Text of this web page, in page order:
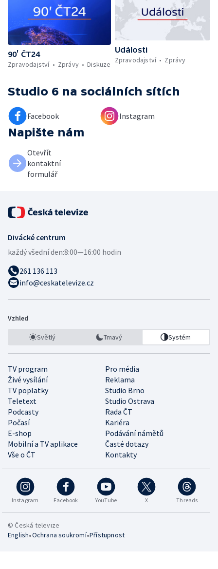
90’ ČT24
Zpravodajství
Zprávy Diskuze
Události
Zpravodajství
Zprávy
Studio 6 na sociálních sítích
Facebook Instagram
Napište nám
Otevřít
kontaktní
formulář
Divácké centrum
každý všední den:8:00—16:00 hodin
261 136 113
info@ceskatelevize.cz
Vzhled
Světlý Tmavý Systém
TV program
Pro média
Živé vysílání
Reklama
TV poplatky
Studio Brno
Teletext
Studio Ostrava
Podcasty
Rada ČT
Počasí
Kariéra
E-shop
Podávání námětů
Mobilní a TV aplikace
Časté dotazy
Vše o ČT
Kontakty
Instagram Facebook YouTube X Threads
© Česká televize
English•Ochrana soukromí•Přístupnost